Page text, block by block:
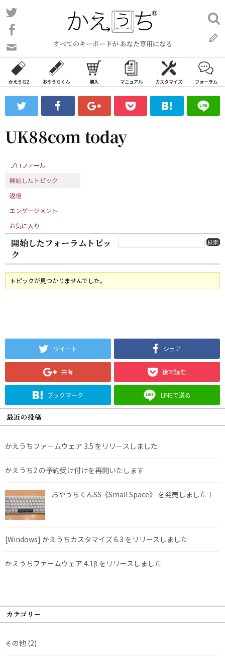
コ
ン
ン
ツ
ス
ッ
プ
すべてのキーボードが あなた専用になる
い
合
わ
フ
ォ
ム
検
索:
かえうち2 おやうちくん 購入 マニュアル カスタマイズ フォーラム
UK88com today
プロフィール
開始したトピック
返信
エンゲージメント
お気に入り
開始したフォーラムトピッ
ク
トピックが見つかりませんでした。
ツイート シェア
共有 後で読む
ブックマーク LINEで送る
最近の投稿
かえうちファームウェア 3.5 をリリースしました
かえうち2 の予約受け付けを再開いたします
おやうちくんSS《Small Space》 を発売しました！
[Windows] かえうちカスタマイズ 6.3 をリリースしました
かえうちファームウェア 4.1β をリリースしました
カテゴリー
その他 (2)